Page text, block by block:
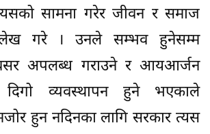
सामना गरेर जीवन र समाज
गरे । उनले सम्भव हुनेसम्म
अपलब्ध गराउने र आयआर्जन
दिगो व्यवस्थापन हुने भएकाले
हुन नदिनका लागि सरकार त्यस